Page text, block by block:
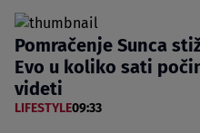
Pomračenje Sunca
Evo u koliko sati
videti
LIFESTYLE09:33